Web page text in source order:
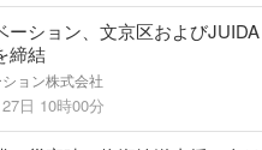
ーション、文京区およびJUIDA
締結
ョン株式会社
日 10時00分